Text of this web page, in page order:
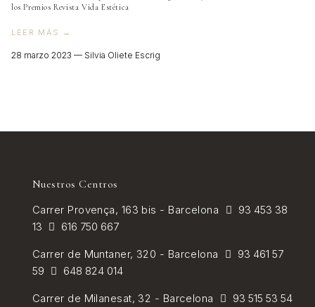
los Premios Revista Vida Estética
LEER MÁS →
28 marzo 2023 — Silvia Oliete Escrig
Nuestros Centros
Carrer Provença, 163 bis - Barcelona
93 453 38
13
616 750 667
Carrer de Muntaner, 320 - Barcelona
93 461 57
59
648 824 014
Carrer de Milanesat, 32 - Barcelona
93 515 53 54